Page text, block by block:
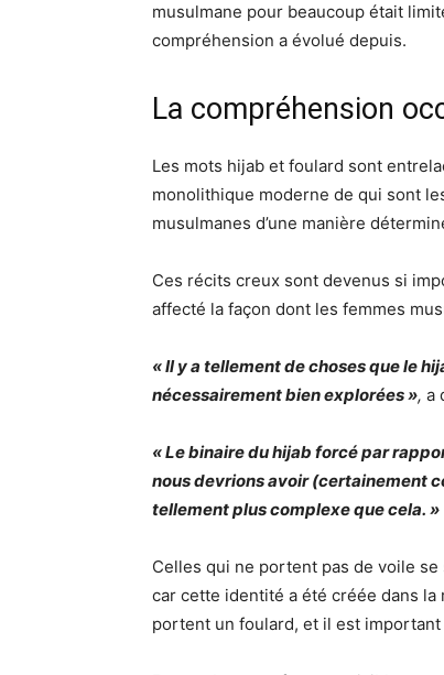
musulmane pour beaucoup était
compréhension a évolué depuis.
La compréhension
Les mots hijab et foulard sont
monolithique moderne de qui sont
musulmanes d’une manière
Ces récits creux sont devenus si
affecté la façon dont les femmes
« Il y a tellement de choses que le
nécessairement bien explorées », a
« Le binaire du hijab forcé par
nous devrions avoir (certainement
tellement plus complexe que cela. »
Celles qui ne portent pas de voile
car cette identité a été créée dans
portent un foulard, et il est